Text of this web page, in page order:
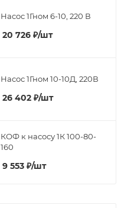
Насос 1Гном 6-10, 220 В
20 726 ₽/шт
Насос 1Гном 10-10Д, 220В
26 402 ₽/шт
КОФ к насосу 1К 100-80-
160
9 553 ₽/шт